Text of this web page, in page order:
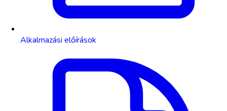
Alkalmazási előírások